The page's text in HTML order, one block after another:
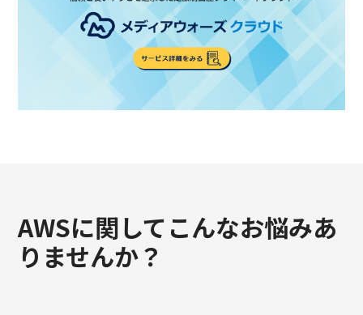
AWSに関してこんなお悩みあ
りませんか？